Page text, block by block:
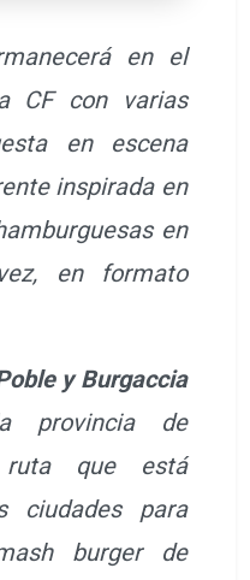
en el
CF con varias
en escena
inspirada en
en
en formato
y Burgaccia
provincia de
que está
ciudades para
burger de